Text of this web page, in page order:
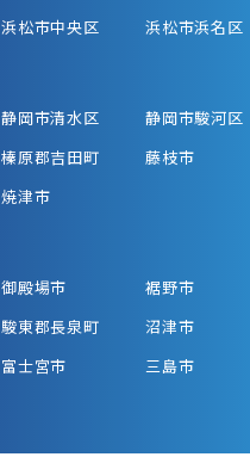
浜松市中央区 浜松市浜名区
静岡市清水区
静岡市駿河区
榛原郡吉田町
藤枝市
焼津市
御殿場市
裾野市
駿東郡長泉町
沼津市
富士宮市 三島市